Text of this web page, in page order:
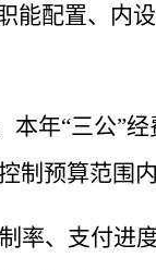
能配置、内
本年“三公”经
制预算范围内
率、支付进